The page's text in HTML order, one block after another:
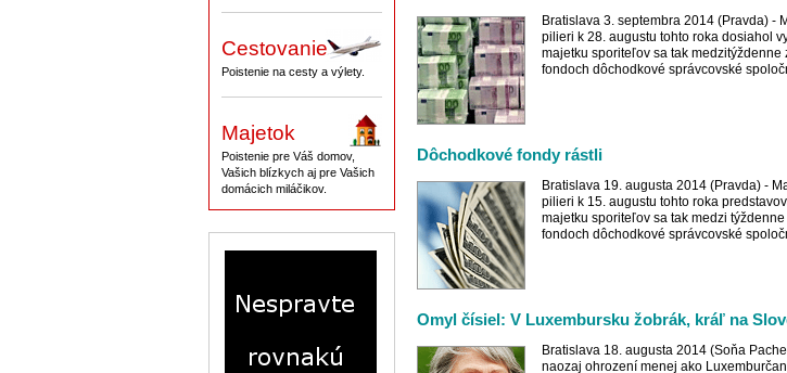
Cestovanie
Poistenie na cesty a výlety.
Majetok
Poistenie pre Váš domov,
Vašich blízkych aj pre Vašich
domácich miláčikov.
Bratislava 3. septembra 2014 (Pravda) -
pilieri k 28. augustu tohto roka dosiahol
majetku sporiteľov sa tak
fondoch dôchodkové správcovské
Dôchodkové fondy rástli
Bratislava 19. augusta 2014 (Pravda) -
pilieri k 15. augustu tohto roka
majetku sporiteľov sa tak medzi
fondoch dôchodkové správcovské
Omyl čísiel: V Luxembursku žobrák, kráľ na
Bratislava 18. augusta 2014 (Soňa
naozaj ohrození menej ako